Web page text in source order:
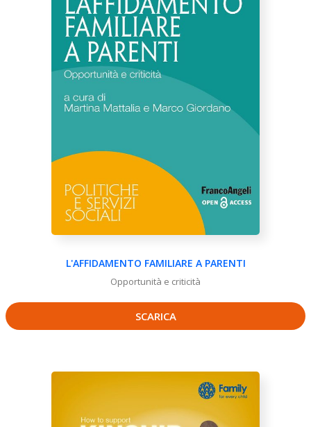
L'AFFIDAMENTO FAMILIARE A PARENTI
Opportunità e criticità
SCARICA